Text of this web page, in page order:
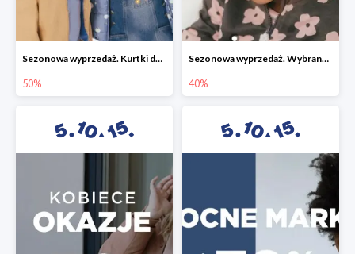
Sezonowa wyprzedaż. Kurtki do -50%
50%
Sezonowa wyprzedaż. Wybrane modele do -40%
40%